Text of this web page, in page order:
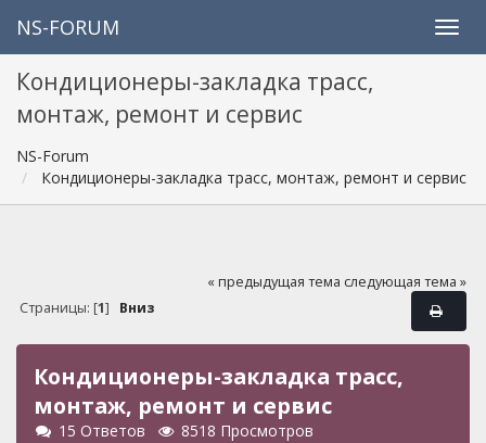
NS-FORUM
Кондиционеры-закладка трасс,
монтаж, ремонт и сервис
NS-Forum
Кондиционеры-закладка трасс, монтаж, ремонт и сервис
« предыдущая тема следующая тема »
Страницы: [1] Вниз
Кондиционеры-закладка трасс,
монтаж, ремонт и сервис
15 Ответов 8518 Просмотров